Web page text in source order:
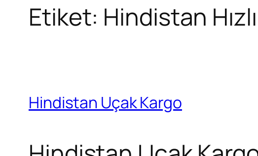
Etiket: Hindistan
Hindistan Uçak Kargo